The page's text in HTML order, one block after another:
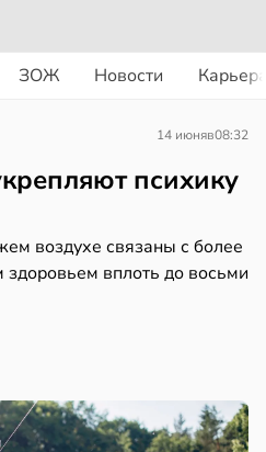
ЗОЖ Новости
14 июняв08:32
психику
воздухе связаны с более
вплоть до восьми